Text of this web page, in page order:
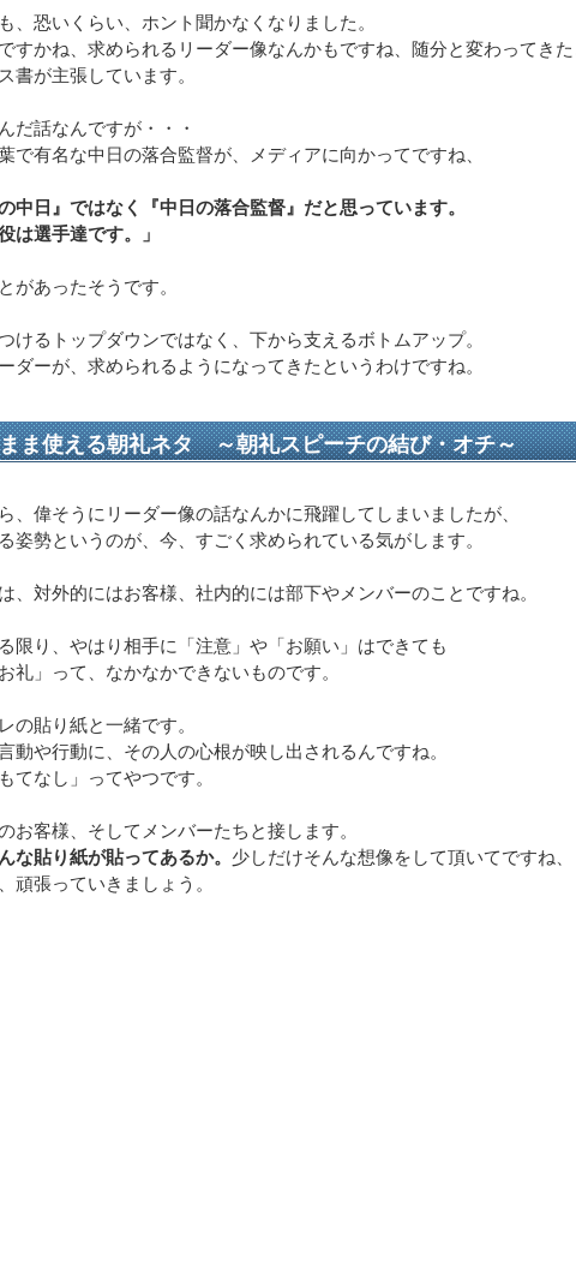
、恐いくらい、ホント聞かなくなりました。
すかね、求められるリーダー像なんかもですね、随分と変わってきた
書が主張しています。
だ話なんですが・・・
で有名な中日の落合監督が、メディアに向かってですね、
中日』ではなく『中日の落合監督』だと思っています。
は選手達です。」
があったそうです。
けるトップダウンではなく、下から支えるボトムアップ。
ダーが、求められるようになってきたというわけですね。
ま使える朝礼ネタ ～朝礼スピーチの結び・オチ～
、偉そうにリーダー像の話なんかに飛躍してしまいましたが、
姿勢というのが、今、すごく求められている気がします。
、対外的にはお客様、社内的には部下やメンバーのことですね。
限り、やはり相手に「注意」や「お願い」はできても
礼」って、なかなかできないものです。
の貼り紙と一緒です。
動や行動に、その人の心根が映し出されるんですね。
てなし」ってやつです。
お客様、そしてメンバーたちと接します。
な貼り紙が貼ってあるか。 少しだけそんな想像をして頂いてですね、
頑張っていきましょう。